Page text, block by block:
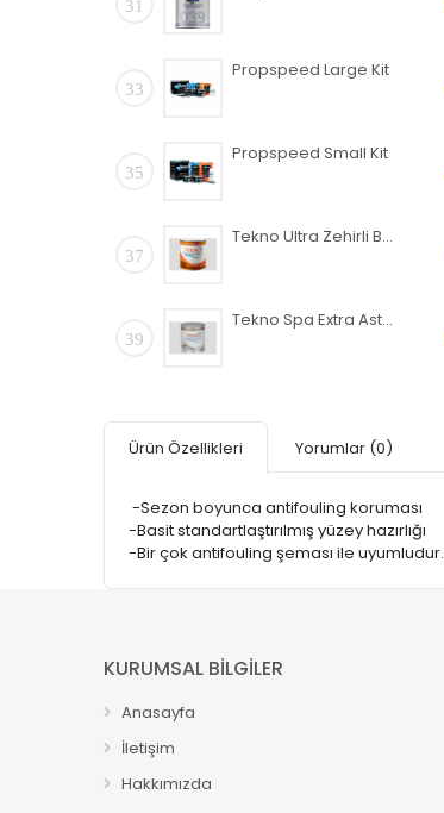
31
33
Propspeed Large Kit
35
Propspeed Small Kit
37
Tekno Ultra Zehirli Boya
39
Tekno Spa Extra Astar
Ürün Özellikleri Yorumlar (0)
-Sezon boyunca antifouling koruması
-Basit standartlaştırılmış yüzey hazırlığı
-Bir çok antifouling şeması ile uyumludur.
KURUMSAL BİLGİLER
Anasayfa
İletişim
Hakkımızda